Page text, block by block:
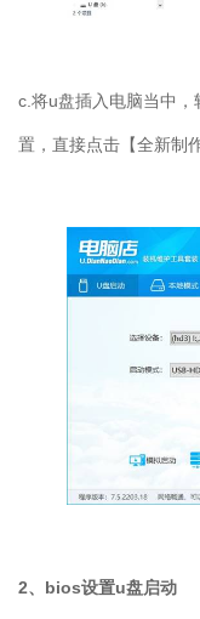
c.将u盘插入电脑当中
置，直接点击【全新制
2、bios设置u盘启动